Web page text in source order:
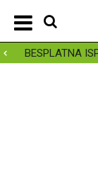
BESPLATNA